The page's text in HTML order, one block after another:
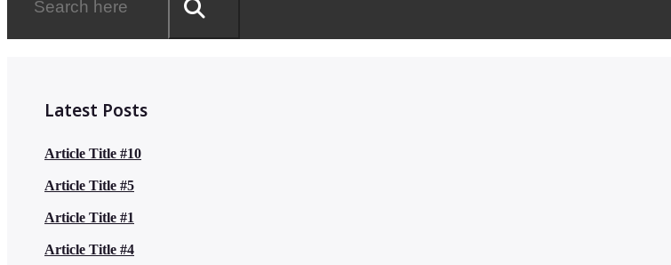
Latest Posts
Article Title #10
Article Title #5
Article Title #1
Article Title #4